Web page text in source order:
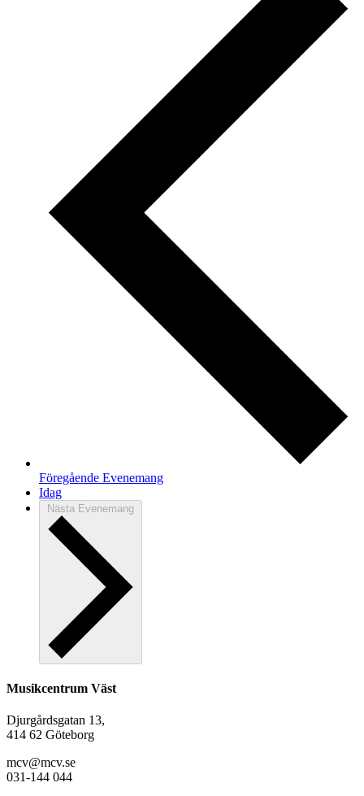
Föregående Evenemang
Idag
Nästa Evenemang
Musikcentrum Väst
Djurgårdsgatan 13,
414 62 Göteborg
mcv@mcv.se
031-144 044